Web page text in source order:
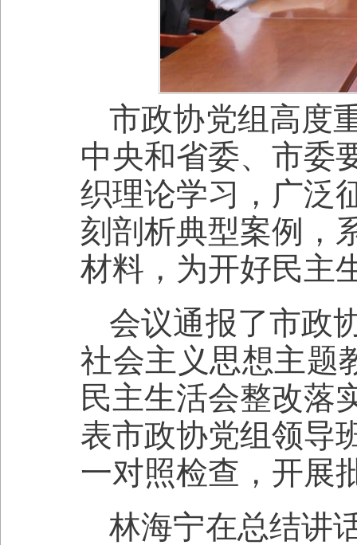
市政协党组高度
中央和省委、市委
织理论学习，广泛
刻剖析典型案例，
材料，为开好民主
会议通报了市政
社会主义思想主题
民主生活会整改落
表市政协党组领导
一对照检查，开展
林海宁在总结讲